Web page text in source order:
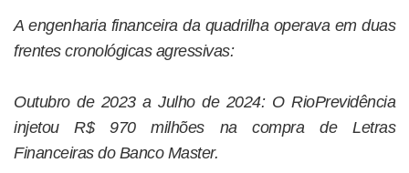
A engenharia financeira da quadrilha operava em duas
frentes cronológicas agressivas:
Outubro de 2023 a Julho de 2024: O RioPrevidência
injetou R$ 970 milhões na compra de Letras
Financeiras do Banco Master.